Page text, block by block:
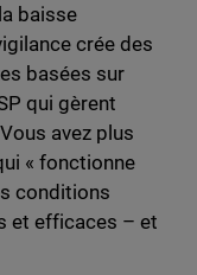
baisse
crée des
basées sur
qui gèrent
avez plus
« fonctionne
conditions
et efficaces – et